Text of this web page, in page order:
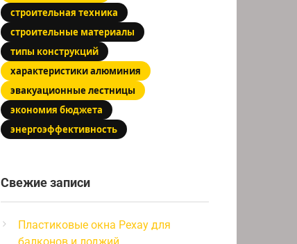
строительная техника
строительные материалы
типы конструкций
характеристики алюминия
эвакуационные лестницы
экономия бюджета
энергоэффективность
Свежие записи
Пластиковые окна Рехау для
балконов и лоджий